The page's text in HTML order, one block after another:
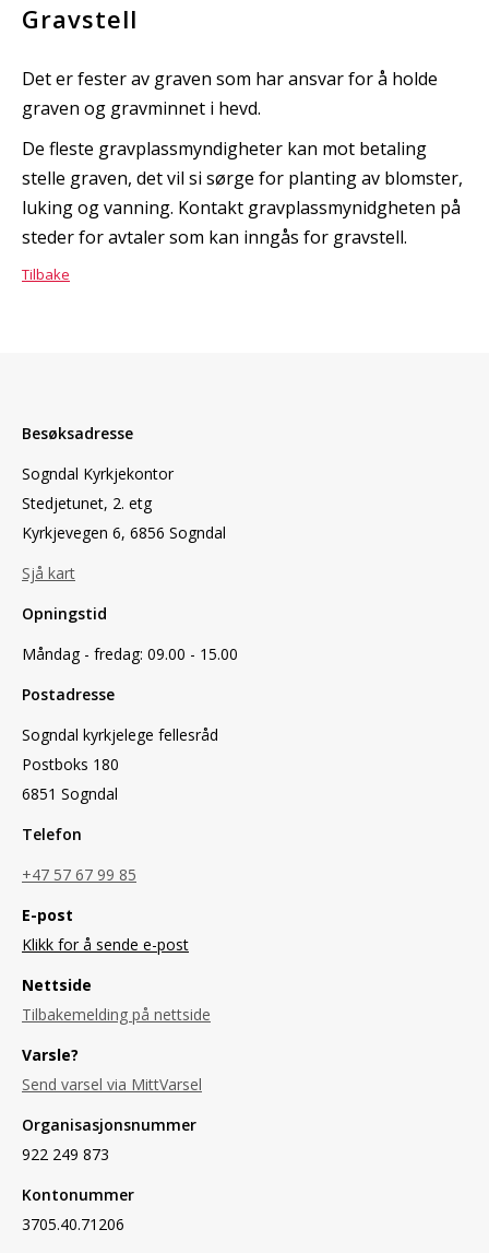
Gravstell
Det er fester av graven som har ansvar for å holde
graven og gravminnet i hevd.
De fleste gravplassmyndigheter kan mot betaling
stelle graven, det vil si sørge for planting av blomster,
luking og vanning. Kontakt gravplassmynidgheten på
steder for avtaler som kan inngås for gravstell.
Tilbake
Besøksadresse
Sogndal Kyrkjekontor
Stedjetunet, 2. etg
Kyrkjevegen 6, 6856 Sogndal
Sjå kart
Opningstid
Måndag - fredag: 09.00 - 15.00
Postadresse
Sogndal kyrkjelege fellesråd
Postboks 180
6851 Sogndal
Telefon
+47 57 67 99 85
E-post
Klikk for å sende e-post
Nettside
Tilbakemelding på nettside
Varsle?
Send varsel via MittVarsel
Organisasjonsnummer
922 249 873
Kontonummer
3705.40.71206